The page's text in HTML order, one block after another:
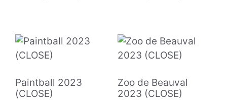
Paintball 2023
(CLOSE)
Zoo de Beauval
2023 (CLOSE)